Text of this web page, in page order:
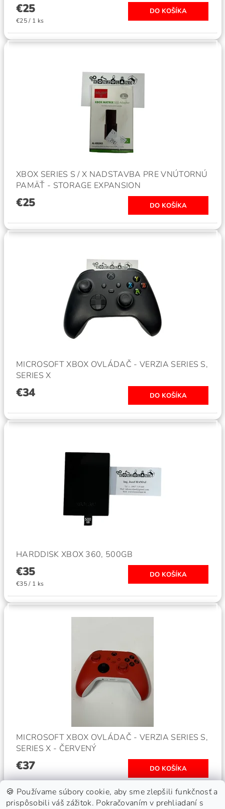
€25
€25 / 1 ks
XBOX SERIES S / X NADSTAVBA PRE VNÚTORNÚ
PAMÄŤ - STORAGE EXPANSION
€25
MICROSOFT XBOX OVLÁDAČ - VERZIA SERIES S,
SERIES X
€34
HARDDISK XBOX 360, 500GB
€35
€35 / 1 ks
MICROSOFT XBOX OVLÁDAČ - VERZIA SERIES S,
SERIES X - ČERVENÝ
€37
🍪 Používame súbory cookie, aby sme zlepšili funkčnosť a
prispôsobili váš zážitok. Pokračovaním v prehliadaní s